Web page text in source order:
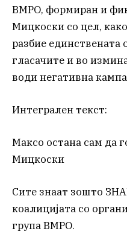
ВМРО, формиран и
Мицкоски со цел,
разбиe единствената
гласачите и во
води негативна
Интегрален текст:
Максо остана сам да
Мицкоски
Сите знаат зошто
коалицијата со
група ВМРО.